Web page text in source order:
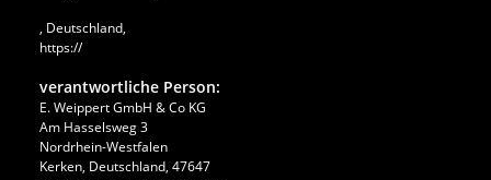
, Deutschland,
https://
verantwortliche Person:
E. Weippert GmbH & Co KG
Am Hasselsweg 3
Nordrhein-Westfalen
Kerken, Deutschland, 47647